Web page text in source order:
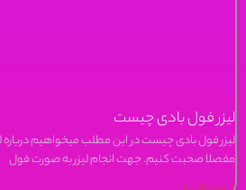
لیزر فول بادی چیست
لیزر فول بادی چیست در این مطلب میخواهیم درباره
مفصلا صحبت کنیم. جهت انجام لیزر به صورت فول